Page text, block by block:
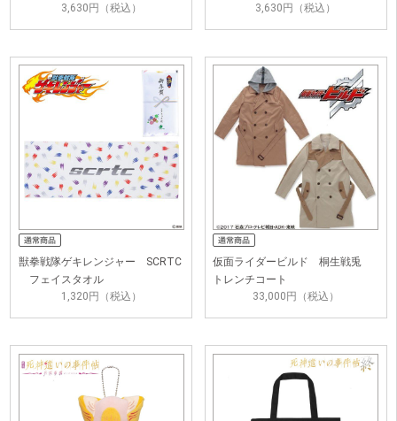
3,630円（税込）
3,630円（税込）
獣拳戦隊ゲキレンジャー SCRTC
フェイスタオル
1,320円（税込）
仮面ライダービルド 桐生戦兎
トレンチコート
33,000円（税込）